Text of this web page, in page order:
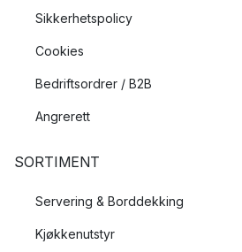
Sikkerhetspolicy
Cookies
Bedriftsordrer / B2B
Angrerett
SORTIMENT
Servering & Borddekking
Kjøkkenutstyr